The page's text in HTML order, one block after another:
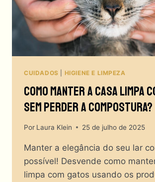
CUIDADOS HIGIENE E LIMPEZA
Como Manter A Casa Limpa
Sem Perder A Compostura?
Por Laura Klein 25 de julho de 2025
Manter a elegância do seu lar
possível! Desvende como
limpa com gatos usando os